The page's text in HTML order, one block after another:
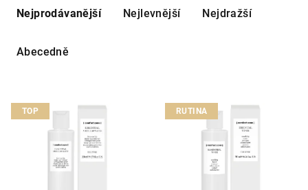
p
Nejprodávanější Nejlevnější Nejdražší
Abecedně
V
ý
TOP RUTINA